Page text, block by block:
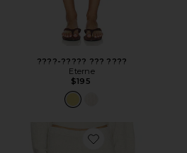
????-????? ??? ????
Eterne
$195
Favorite ????-????? ??? ????